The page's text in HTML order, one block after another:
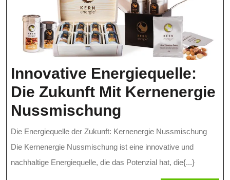
Innovative Energiequelle:
Die Zukunft Mit Kernenergie
Nussmischung
Energiequelle:
Die
Zukunft
Die Energiequelle der Zukunft: Kernenergie Nussmischung
Die Kernenergie Nussmischung ist eine innovative und
nachhaltige Energiequelle, die das Potenzial hat, die{...}